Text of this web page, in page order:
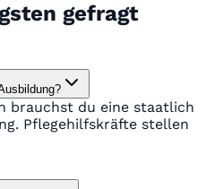
gefragt
brauchst du eine staatlich
Pflegehilfskräfte stellen